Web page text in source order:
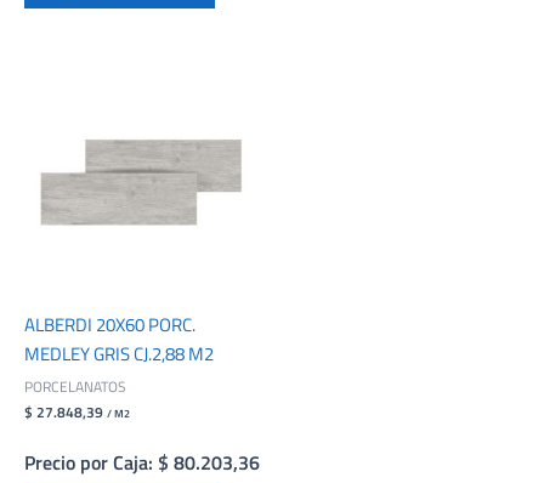
ALBERDI 20X60 PORC.
MEDLEY GRIS CJ.2,88 M2
PORCELANATOS
$ 27.848,39 / M2
Precio por Caja: $ 80.203,36